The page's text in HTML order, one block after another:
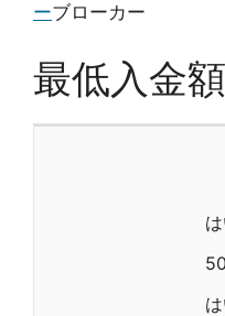
ーブローカー
最低入金額